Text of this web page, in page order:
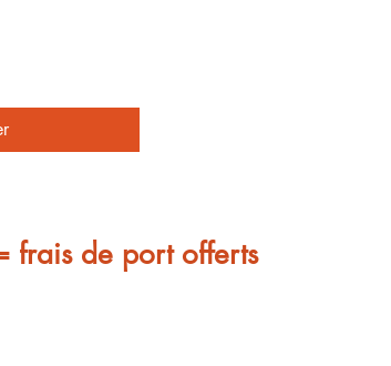
frais de port offerts